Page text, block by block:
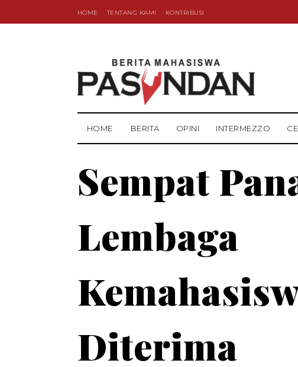
HOME TENTANG KAMI KONTRIBUSI
HOME BERITA OPINI INTERMEZZO
Sempat
Lembaga
Diterima